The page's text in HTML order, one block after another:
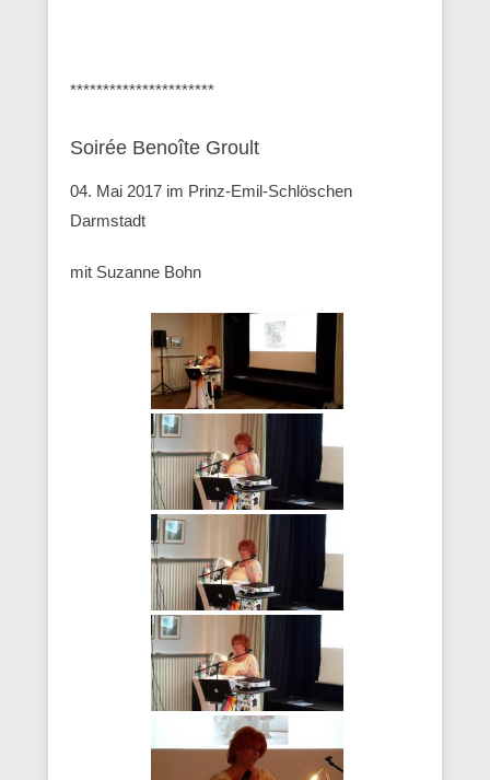
**********************
Soirée Benoîte Groult
04. Mai 2017 im Prinz-Emil-Schlöschen
Darmstadt
mit Suzanne Bohn